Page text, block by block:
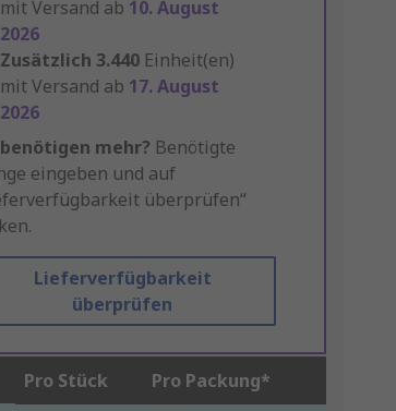
mit Versand ab 10. August
2026
Zusätzlich 3.440 Einheit(en)
mit Versand ab 17. August
2026
mehr? Benötigte
eingeben und auf
überprüfen“
Lieferverfügbarkeit
überprüfen
Pro Stück Pro Packung*